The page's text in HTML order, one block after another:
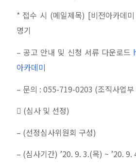
* 접수 시 (메일제목) [비전아카데
명기
– 공고 안내 및 신청 서류 다운로드
아카데미
– 문의 : 055-719-0203 (조직사업
 (심사 및 선정)
– (선정심사위원회 구성)
– (심사기간) ’20. 9. 3.(목) ~ ’20. 9.